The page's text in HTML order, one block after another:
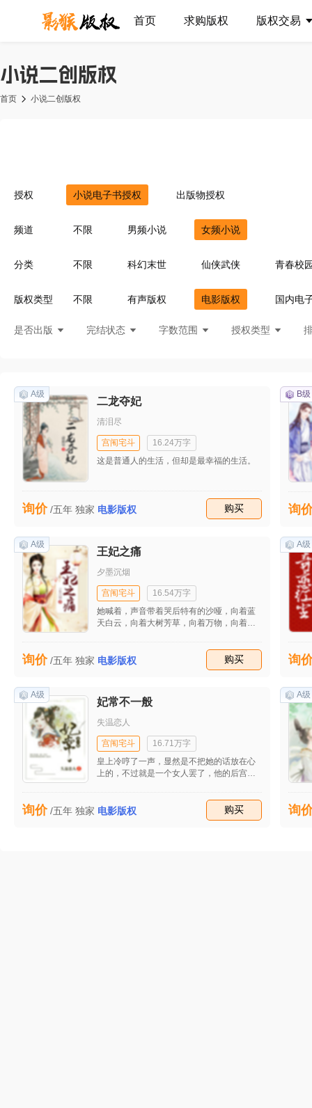
首页 求购版权 版权交易
小说二创版权
首页 小说二创版权
授权 小说电子书授权 出版物授权
频道 不限 男频小说 女频小说
分类 不限 科幻末世 仙侠武侠
青春校
灵异惊悚
耽美百合 青梅竹马
菁
灵异言情
悬疑灵异 现言刑侦 都
版权类型 不限 有声版权 电影版权 国内电
是否出版 完结状态 字数范围 授权类型
A级
二龙夺妃
清泪尽
宫闱宅斗
16.24万字
这是普通人的生活，但却是最幸福的生活。
询价 /五年 独家 电影版权 购买
B级
询
A级
王妃之痛
夕墨沉烟
宫闱宅斗
16.54万字
她喊着，声音带着哭后特有的沙哑，向着蓝
天白云，向着大树芳草，向着万物，向着这
询价 /五年 独家 电影版权 购买
A级
询
A级
妃常不一般
失温恋人
宫闱宅斗
16.71万字
皇上冷哼了一声，显然是不把她的话放在心
上的，不过就是一个女人罢了，他的后宫里
询价 /五年 独家 电影版权 购买
A级
询